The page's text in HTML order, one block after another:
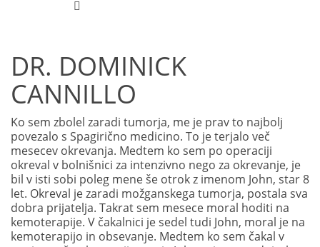
DR. DOMINICK
CANNILLO
Ko sem zbolel zaradi tumorja, me je prav to najbolj
povezalo s Spagirično medicino. To je terjalo več
mesecev okrevanja. Medtem ko sem po operaciji
okreval v bolnišnici za intenzivno nego za okrevanje, je
bil v isti sobi poleg mene še otrok z imenom John, star 8
let. Okreval je zaradi možganskega tumorja, postala sva
dobra prijatelja. Takrat sem mesece moral hoditi na
kemoterapije. V čakalnici je sedel tudi John, moral je na
kemoterapijo in obsevanje. Medtem ko sem čakal v